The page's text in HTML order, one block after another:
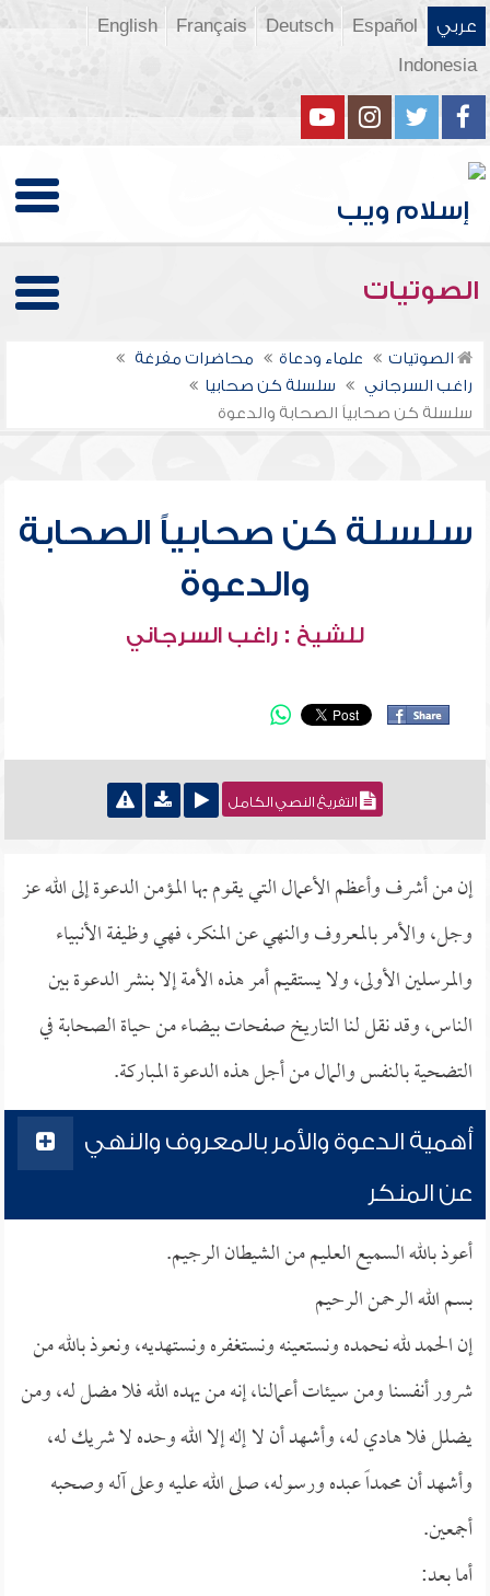
عربي Español
Deutsch
Français
English
Indonesia
الصوتيات
الصوتيات علماء ودعاة
محاضرات مفرغة
راغب السرجاني
سلسلة كن صحابيا
سلسلة كن صحابياً الصحابة والدعوة
سلسلة كن صحابياً الصحابة
والدعوة
للشيخ : راغب السرجاني
التفريغ النصي الكامل
إن من أشرف وأعظم الأعمال التي يقوم بها المؤمن الدعوة إلى الله عز
وجل، والأمر بالمعروف والنهي عن المنكر، فهي وظيفة الأنبياء
والمرسلين الأولى، ولا يستقيم أمر هذه الأمة إلا بنشر الدعوة بين
الناس، وقد نقل لنا التاريخ صفحات بيضاء من حياة الصحابة في
التضحية بالنفس والمال من أجل هذه الدعوة المباركة.
أهمية الدعوة والأمر بالمعروف والنهي
عن المنكر
أعوذ بالله السميع العليم من الشيطان الرجيم.
بسم الله الرحمن الرحيم
إن الحمد لله نحمده ونستعينه ونستغفره ونستهديه، ونعوذ بالله من
شرور أنفسنا ومن سيئات أعمالنا، إنه من يهده الله فلا مضل له، ومن
يضلل فلا هادي له، وأشهد أن لا إله إلا الله وحده لا شريك له،
وأشهد أن محمداً عبده ورسوله، صلى الله عليه وعلى آله وصحبه
أجمعين.
أما بعد: